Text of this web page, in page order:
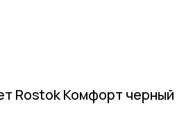
Rostok Комфорт черный